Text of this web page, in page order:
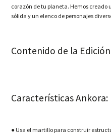
corazón de tu planeta. Hemos
sólida y un elenco de personajes
Contenido de la
Características Ankora:
● Usa el martillo para construir